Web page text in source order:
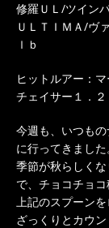
修羅ＵＬ/ツイン
ＵＬＴＩＭＡ/ヴ
ｌｂ
ヒットルアー：
チェイサー１．２
今週も、いつも
に行ってきました
季節が秋らしく
で、チョコチョ
上記のスプーンを
ざっくりとカウ